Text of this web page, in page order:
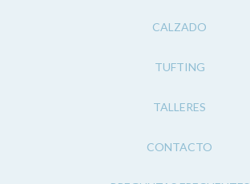
CALZADO
TUFTING
TALLERES
CONTACTO